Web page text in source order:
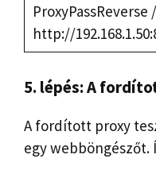
ProxyPassReverse /
http://
5. lépés: A
A fordított proxy
egy webböngészőt.